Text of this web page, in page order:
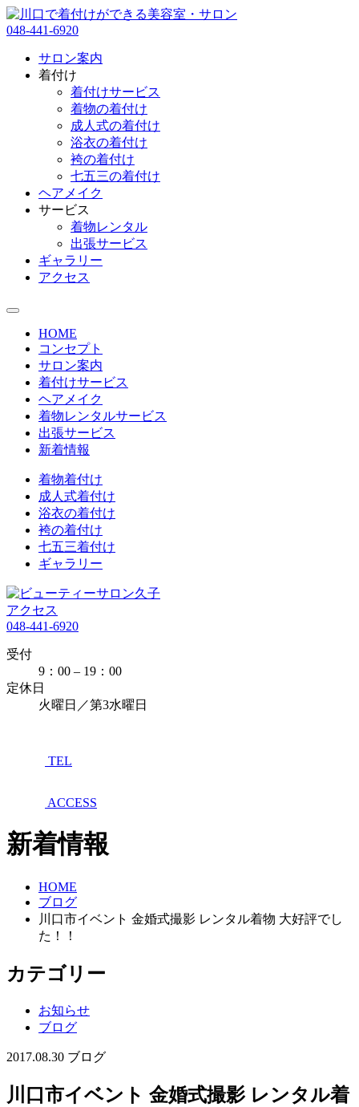
048-441-6920
サロン案内
着付け
着付けサービス
着物の着付け
成人式の着付け
浴衣の着付け
袴の着付け
七五三の着付け
ヘアメイク
サービス
着物レンタル
出張サービス
ギャラリー
アクセス
HOME
コンセプト
サロン案内
着付けサービス
ヘアメイク
着物レンタルサービス
出張サービス
新着情報
着物着付け
成人式着付け
浴衣の着付け
袴の着付け
七五三着付け
ギャラリー
アクセス
048-441-6920
受付
9：00 – 19：00
定休日
火曜日／第3水曜日
TEL
ACCESS
新着情報
HOME
ブログ
川口市イベント 金婚式撮影 レンタル着物 大好評でし
た！！
カテゴリー
お知らせ
ブログ
2017.08.30 ブログ
川口市イベント 金婚式撮影 レンタル着